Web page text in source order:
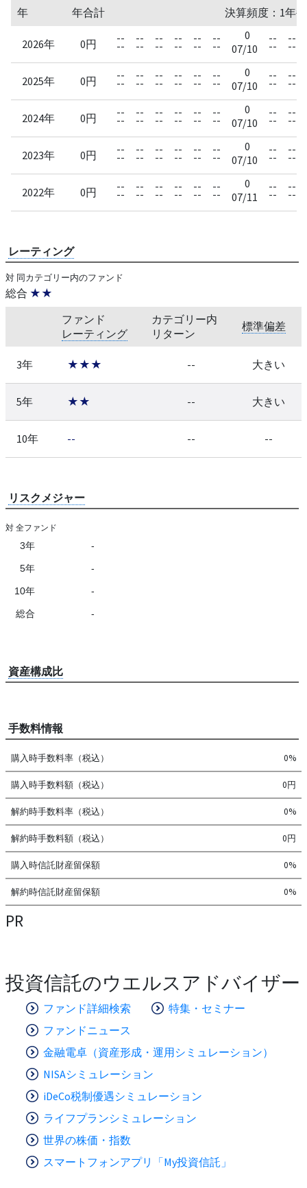
年 年合計 決算頻度：1年
2026年 0円 --
--
--
--
--
--
--
--
--
--
--
--
0
07/10
--
--
--
--
2025年 0円 --
--
--
--
--
--
--
--
--
--
--
--
0
07/10
--
--
--
--
2024年 0円 --
--
--
--
--
--
--
--
--
--
--
--
0
07/10
--
--
--
--
2023年 0円 --
--
--
--
--
--
--
--
--
--
--
--
0
07/10
--
--
--
--
2022年 0円 --
--
--
--
--
--
--
--
--
--
--
--
0
07/11
--
--
--
--
レーティング
対 同カテゴリー内のファンド
総合 ★★
ファンド
レーティング
カテゴリー内
リターン
標準偏差
3年 ★★★ -- 大きい
5年 ★★ -- 大きい
10年 -- -- --
リスクメジャー
対 全ファンド
3年 -
5年 -
10年 -
総合 -
資産構成比
手数料情報
購入時手数料率（税込） 0%
購入時手数料額（税込） 0円
解約時手数料率（税込） 0%
解約時手数料額（税込） 0円
購入時信託財産留保額 0%
解約時信託財産留保額 0%
PR
投資信託のウエルスアドバイザー
ファンド詳細検索
特集・セミナー
ファンドニュース
金融電卓（資産形成・運用シミュレーション）
NISAシミュレーション
iDeCo税制優遇シミュレーション
ライフプランシミュレーション
世界の株価・指数
スマートフォンアプリ「My投資信託」